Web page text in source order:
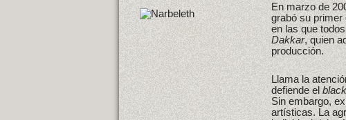
En marzo de
grabó su
en las que
Dakkar, quien
producción.
Llama la
defiende el
Sin embargo,
artísticas. La